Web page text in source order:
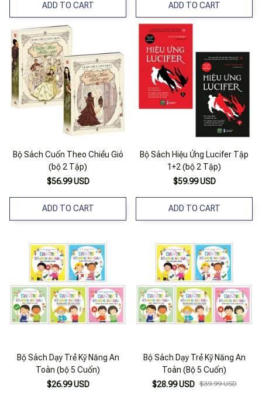
ADD TO CART ADD TO CART
Bộ Sách Cuốn Theo Chiều Gió
(bộ 2 Tập)
$56.99 USD
ADD TO CART
Bộ Sách Hiệu Ứng Lucifer Tập
1+2 (bộ 2 Tập)
$59.99 USD
ADD TO CART
Bộ Sách Dạy Trẻ Kỹ Năng An
Toàn (bộ 5 Cuốn)
$26.99 USD
Bộ Sách Dạy Trẻ Kỹ Năng An
Toàn (Bộ 5 Cuốn)
$28.99 USD $39.99 USD